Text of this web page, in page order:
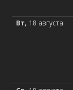
Вт, 18 августа